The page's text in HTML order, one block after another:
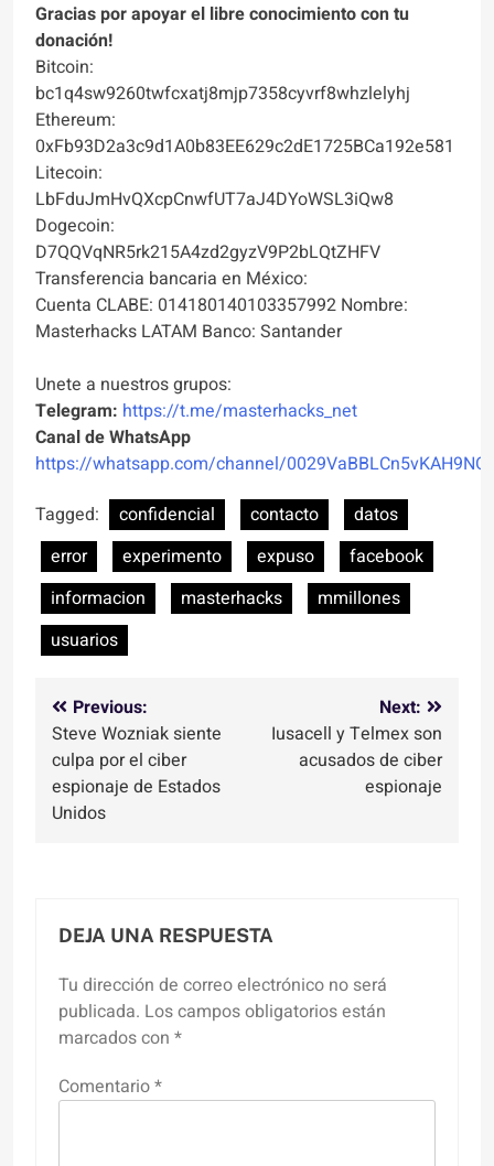
Gracias por apoyar el libre conocimiento con tu
donación!
Bitcoin:
bc1q4sw9260twfcxatj8mjp7358cyvrf8whzlelyhj
Ethereum:
0xFb93D2a3c9d1A0b83EE629c2dE1725BCa192e581
Litecoin:
LbFduJmHvQXcpCnwfUT7aJ4DYoWSL3iQw8
Dogecoin:
D7QQVqNR5rk215A4zd2gyzV9P2bLQtZHFV
Transferencia bancaria en México:
Cuenta CLABE: 014180140103357992 Nombre:
Masterhacks LATAM Banco: Santander
Unete a nuestros grupos:
Telegram: https://t.me/masterhacks_net
Canal de WhatsApp
https://whatsapp.com/channel/
Tagged:
confidencial contacto
datos
error
experimento expuso
facebook
informacion
masterhacks
mmillones
usuarios
Navegación
de
entradas
Previous:
Steve Wozniak siente
culpa por el ciber
espionaje de Estados
Unidos
Next:
Iusacell y Telmex son
acusados de ciber
espionaje
DEJA UNA RESPUESTA
Tu dirección de correo electrónico no será
publicada. Los campos obligatorios están
marcados con *
Comentario*